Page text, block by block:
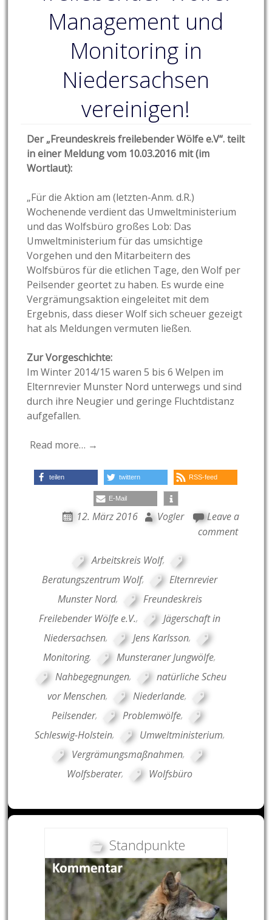
Management und
Monitoring in
Niedersachsen
vereinigen!
Der „Freundeskreis freilebender Wölfe e.V“. teilt
in einer Meldung vom 10.03.2016 mit (im
Wortlaut):
„Für die Aktion am (letzten-Anm. d.R.)
Wochenende verdient das Umweltministerium
und das Wolfsbüro großes Lob: Das
Umweltministerium für das umsichtige
Vorgehen und den Mitarbeitern des
Wolfsbüros für die etlichen Tage, den Wolf per
Peilsender geortet zu haben. Es wurde eine
Vergrämungsaktion eingeleitet mit dem
Ergebnis, dass dieser Wolf sich scheuer gezeigt
hat als Meldungen vermuten ließen.
Zur Vorgeschichte:
Im Winter 2014/15 waren 5 bis 6 Welpen im
Elternrevier Munster Nord unterwegs und sind
durch ihre Neugier und geringe Fluchtdistanz
aufgefallen.
Read more… →
teilen twittern RSS-feed
E-Mail
12. März 2016 Vogler
Leave a
comment
Arbeitskreis Wolf,
Beratungszentrum Wolf,
Elternrevier
Munster Nord,
Freundeskreis
Freilebender Wölfe e.V.,
Jägerschaft in
Niedersachsen, Jens Karlsson,
Monitoring, Munsteraner Jungwölfe,
Nahbegegnungen,
natürliche Scheu
vor Menschen, Niederlande,
Peilsender, Problemwölfe,
Schleswig-Holstein, Umweltministerium,
Vergrämungsmaßnahmen,
Wolfsberater, Wolfsbüro
Standpunkte